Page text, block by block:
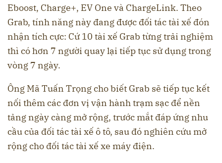
Eboost, Charge+, EV One và ChargeLink. Theo
Grab, tính năng này đang được đối tác tài xế đón
nhận tích cực: Cứ 10 tài xế Grab từng trải nghiệm
thì có hơn 7 người quay lại tiếp tục sử dụng trong
vòng 7 ngày.
Ông Mã Tuấn Trọng cho biết Grab sẽ tiếp tục kết
nối thêm các đơn vị vận hành trạm sạc để nền
tảng ngày càng mở rộng, trước mắt đáp ứng nhu
cầu của đối tác tài xế ô tô, sau đó nghiên cứu mở
rộng cho đối tác tài xế xe máy điện.